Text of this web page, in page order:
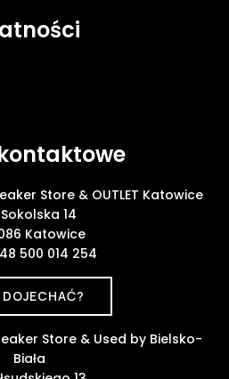
Store & OUTLET Katowice
14
Katowice
500 014 254
Store & Used by Bielsko-
Biała